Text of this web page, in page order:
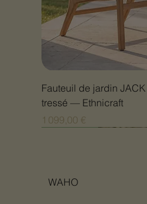
Fauteuil de jardin
tressé — Ethnicraft
Prix
1 099,00 €
WAHO